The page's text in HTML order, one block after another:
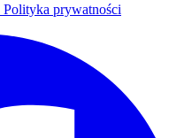
Polityka prywatności